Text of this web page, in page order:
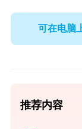
可在电脑
推荐内容